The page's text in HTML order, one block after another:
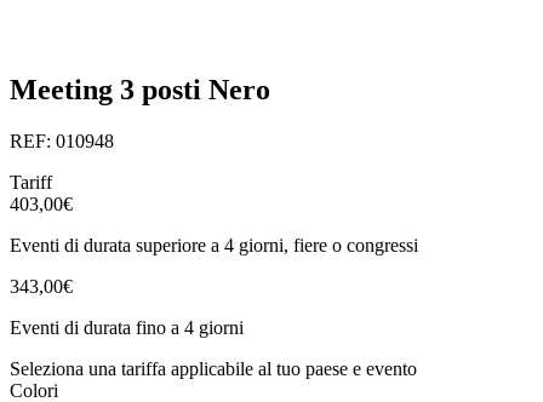
Meeting 3 posti Nero
REF: 010948
Tariff
403,00€
Eventi di durata superiore a 4 giorni, fiere o congressi
343,00€
Eventi di durata fino a 4 giorni
Seleziona una tariffa applicabile al tuo paese e evento
Colori